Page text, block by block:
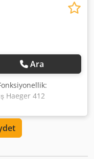
Ara
Haeger 412
Saplama ve Somun
Aowbhipja Tsa Takım